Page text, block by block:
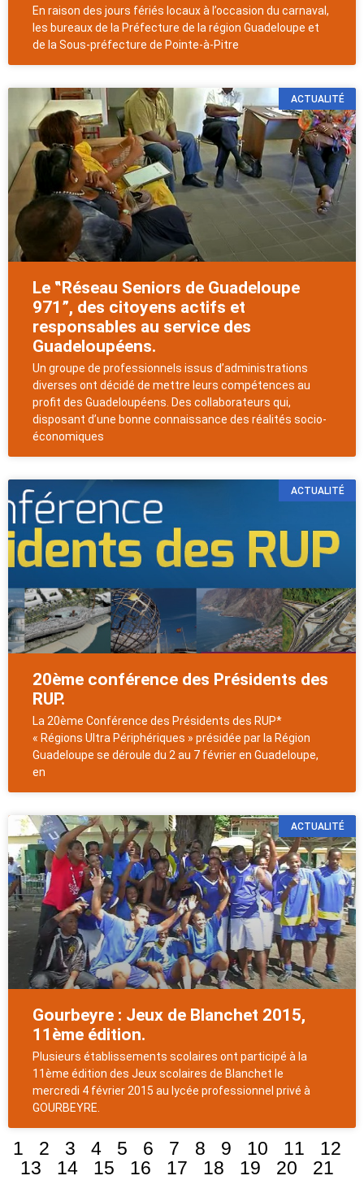
En raison des jours fériés locaux à l’occasion du carnaval,
les bureaux de la Préfecture de la région Guadeloupe et
de la Sous-préfecture de Pointe-à-Pitre
ACTUALITÉ
Le ‟Réseau Seniors de Guadeloupe
971”, des citoyens actifs et
responsables au service des
Guadeloupéens.
Un groupe de professionnels issus d’administrations
diverses ont décidé de mettre leurs compétences au
profit des Guadeloupéens. Des collaborateurs qui,
disposant d’une bonne connaissance des réalités socio-
économiques
ACTUALITÉ
20ème conférence des Présidents des
RUP.
La 20ème Conférence des Présidents des RUP*
« Régions Ultra Périphériques » présidée par la Région
Guadeloupe se déroule du 2 au 7 février en Guadeloupe,
en
ACTUALITÉ
Gourbeyre : Jeux de Blanchet 2015,
11ème édition.
Plusieurs établissements scolaires ont participé à la
11ème édition des Jeux scolaires de Blanchet le
mercredi 4 février 2015 au lycée professionnel privé à
GOURBEYRE.
1 2 3 4 5 6 7 8 9 10 11
12
13
14 15 16 17 18 19 20
21